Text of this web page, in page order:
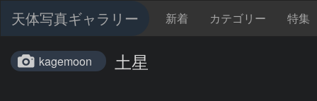
天体写真ギャラリー 新着 カテゴリー 特集
kagemoon 土星